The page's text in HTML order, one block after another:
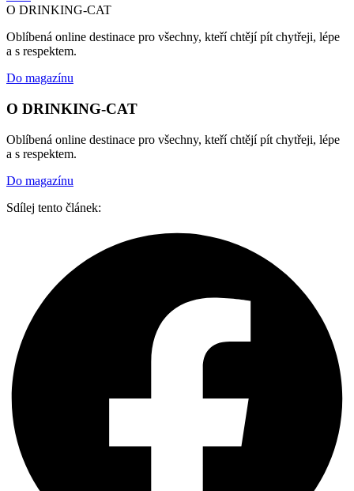
O DRINKING-CAT
Oblíbená online destinace pro všechny, kteří chtějí pít chytřeji, lépe
a s respektem.
Do magazínu
O DRINKING-CAT
Oblíbená online destinace pro všechny, kteří chtějí pít chytřeji, lépe
a s respektem.
Do magazínu
Sdílej tento článek: